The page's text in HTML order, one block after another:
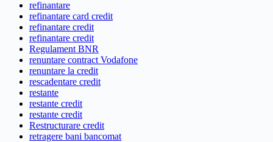
refinantare
refinantare card credit
refinantare credit
refinantare credit
Regulament BNR
renuntare contract Vodafone
renuntare la credit
rescadentare credit
restante
restante credit
restante credit
Restructurare credit
retragere bani bancomat